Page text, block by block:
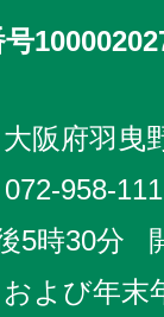
号
阪府羽曳
072-958-
5時30分
および年